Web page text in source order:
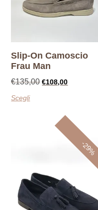
Slip-On Camoscio
Frau Man
€135,00 €108,00
Scegli
-29%